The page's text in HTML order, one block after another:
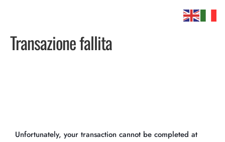
Transazione fallita
Unfortunately, your transaction cannot be completed at